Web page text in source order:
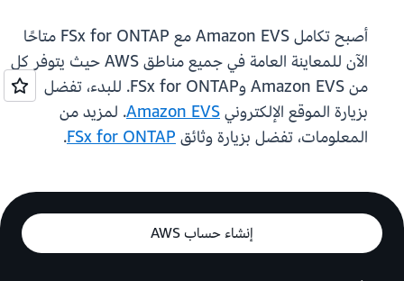
أصبح تكامل Amazon EVS مع FSx for ONTAP متاحًا
الآن للمعاينة العامة في جميع مناطق AWS حيث يتوفر كل
من Amazon EVS وFSx for ONTAP. للبدء، تفضل
بزيارة الموقع الإلكترونيAmazon EVS. لمزيد من
المعلومات، تفضل بزيارة وثائقFSx for ONTAP
.
إنشاء حساب AWS